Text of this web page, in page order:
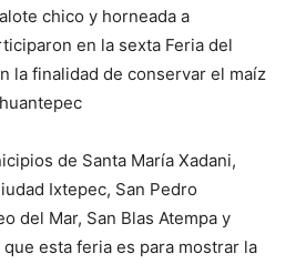
chico y horneada a
en la sexta Feria del
la finalidad de conservar el maíz
de Santa María Xadani,
Ixtepec, San Pedro
del Mar, San Blas Atempa y
esta feria es para mostrar la